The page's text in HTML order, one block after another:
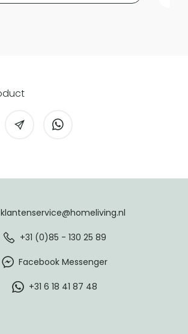
klantenservice@homeliving.nl
+31 (0)85 - 130 25 89
Facebook Messenger
+31 6 18 41 87 48